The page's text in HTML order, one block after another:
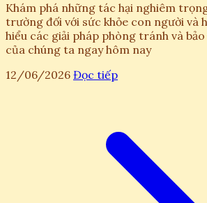
Khám phá những tác hại nghiêm
trường đối với sức khỏe con người và
hiểu các giải pháp phòng tránh và
của chúng ta ngay hôm nay
12/06/2026 Đọc tiếp